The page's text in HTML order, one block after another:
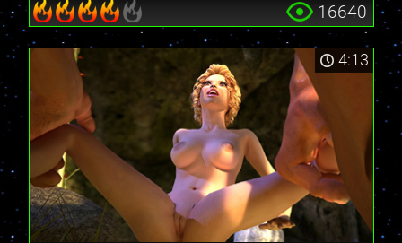
16640
4:13